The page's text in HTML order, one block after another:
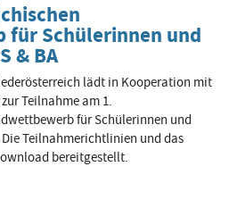
für Schülerinnen und
& BA
lädt in Kooperation mit
Teilnahme am 1.
für Schülerinnen und
Die Teilnahmerichtlinien und das
bereitgestellt.